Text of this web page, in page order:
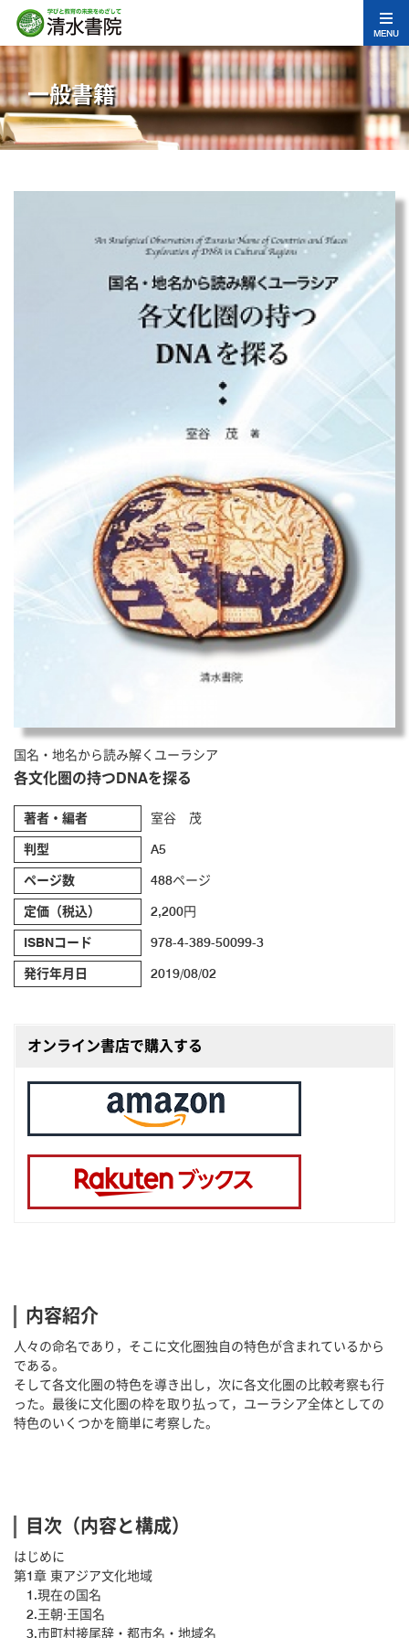
MENU
一般書籍
国名・地名から読み解くユーラシア
各文化圏の持つDNAを探る
著者・編者 室谷 茂
判型 A5
ページ数 488ページ
定価（税込） 2,200円
ISBNコード 978-4-389-50099-3
発行年月日 2019/08/02
オンライン書店で購入する
内容紹介
人々の命名であり，そこに文化圏独自の特色が含まれているから
である。
そして各文化圏の特色を導き出し，次に各文化圏の比較考察も行
った。最後に文化圏の枠を取り払って，ユーラシア全体としての
特色のいくつかを簡単に考察した。
目次（内容と構成）
はじめに
第1章 東アジア文化地域
1.現在の国名
2.王朝·王国名
3.市町村接尾辞・都市名・地域名